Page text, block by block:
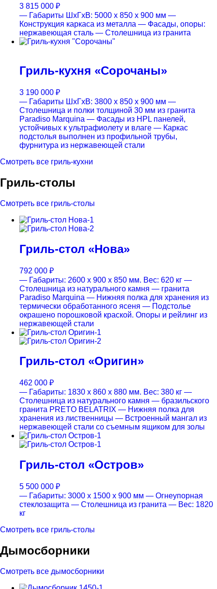
3 815 000 ₽
— Габариты ШхГхВ: 5000 x 850 x 900 мм —
Конструкция каркаса из металла — Фасады, опоры:
нержавеющая сталь — Столешница из гранита
Гриль-кухня «Сорочаны»
3 190 000 ₽
— Габариты ШхГхВ: 3800 x 850 x 900 мм —
Столешница и полки толщиной 30 мм из гранита
Paradiso Marquina — Фасады из HPL панелей,
устойчивых к ультрафиолету и влаге — Каркас
подстолья выполнен из профильной трубы,
фурнитура из нержавеющей стали
Смотреть все гриль-кухни
Гриль-столы
Смотреть все гриль-столы
Гриль-стол «Нова»
792 000 ₽
— Габариты: 2600 x 900 x 850 мм. Вес: 620 кг —
Столешница из натурального камня — гранита
Paradiso Marquina — Нижняя полка для хранения из
термически обработанного ясеня — Подстолье
окрашено порошковой краской. Опоры и рейлинг из
нержавеющей стали
Гриль-стол «Оригин»
462 000 ₽
— Габариты: 1830 x 860 x 880 мм. Вес: 380 кг —
Столешница из натурального камня — бразильского
гранита PRETO BELATRIX — Нижняя полка для
хранения из лиственницы — Встроенный мангал из
нержавеющей стали со съемным ящиком для золы
Гриль-стол «Остров»
5 500 000 ₽
— Габариты: 3000 x 1500 x 900 мм — Огнеупорная
стеклозащита — Столешница из гранита — Вес: 1820
кг
Смотреть все гриль-столы
Дымосборники
Смотреть все дымосборники